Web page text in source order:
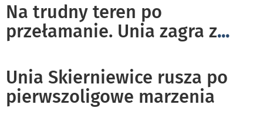
Na trudny teren po
przełamanie. Unia zagra z...
Unia Skierniewice rusza po
pierwszoligowe marzenia